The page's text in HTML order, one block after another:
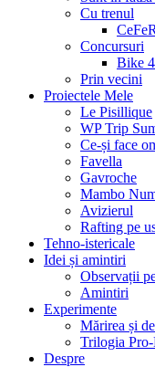
Cu trenul
Concursuri
Bike
Prin vecini
Proiectele Mele
Le Pisillique
WP Trip
Ce-și face
Favella
Gavroche
Mambo
Avizierul
Rafting pe
Tehno-istericale
Idei și amintiri
Observații
Amintiri
Experimente
Mărirea și
Trilogia Pro-
Despre